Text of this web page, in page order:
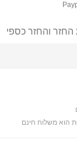
החזר והחזר כספי
הוא משלוח חינם